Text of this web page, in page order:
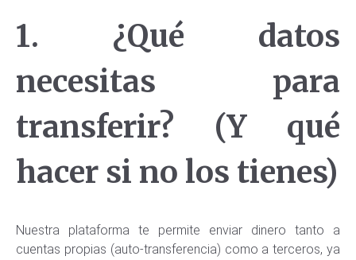
1. ¿Qué datos
necesitas para
transferir? (Y qué
hacer si no los tienes)
Nuestra plataforma te permite enviar dinero tanto a
cuentas propias (auto-transferencia) como a terceros, ya